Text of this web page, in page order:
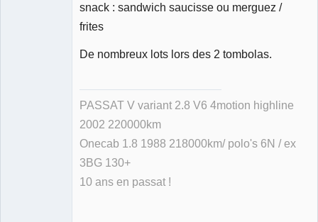
snack : sandwich saucisse ou merguez /
frites
De nombreux lots lors des 2 tombolas.
PASSAT V variant 2.8 V6 4motion highline
2002 220000km
Onecab 1.8 1988 218000km/ polo's 6N / ex
3BG 130+
10 ans en passat !